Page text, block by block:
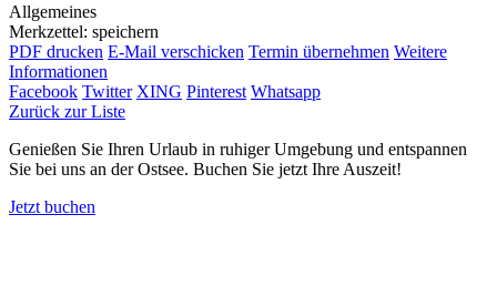
Allgemeines
Merkzettel: speichern
PDF drucken E-Mail verschicken Termin übernehmen Weitere
Informationen
Facebook Twitter XING Pinterest Whatsapp
Zurück zur Liste
Genießen Sie Ihren Urlaub in ruhiger Umgebung und entspannen
Sie bei uns an der Ostsee. Buchen Sie jetzt Ihre Auszeit!
Jetzt buchen